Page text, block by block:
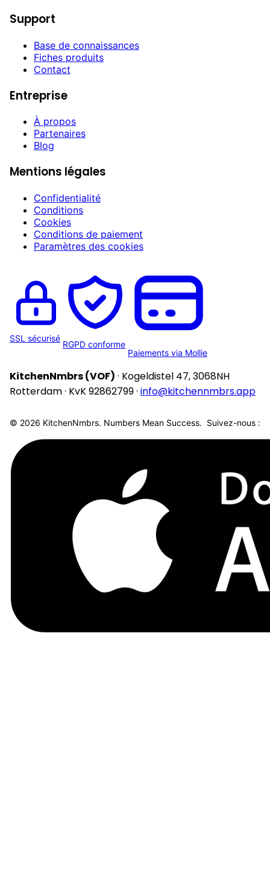
Support
Base de connaissances
Fiches produits
Contact
Entreprise
À propos
Partenaires
Blog
Mentions légales
Confidentialité
Conditions
Cookies
Conditions de paiement
Paramètres des cookies
SSL sécurisé
RGPD conforme
Paiements via Mollie
KitchenNmbrs (VOF) · Kogeldistel 47, 3068NH
Rotterdam · KvK 92862799 · info@kitchennmbrs.app
© 2026 KitchenNmbrs. Numbers Mean Success. Suivez-nous :